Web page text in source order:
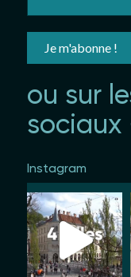
ou sur
Instagram